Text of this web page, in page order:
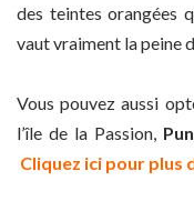
des teintes orangées
vaut vraiment la peine
Vous pouvez aussi
l’île de la Passion,
Cliquez ici pour plus